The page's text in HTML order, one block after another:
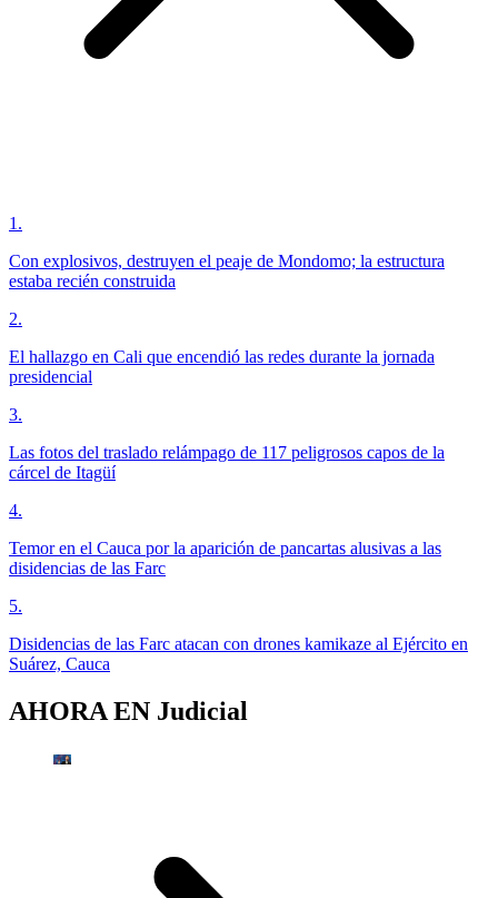
1 .
Con explosivos, destruyen el peaje de Mondomo; la estructura
estaba recién construida
2.
El hallazgo en Cali que encendió las redes durante la jornada
presidencial
3.
Las fotos del traslado relámpago de 117 peligrosos capos de la
cárcel de Itagüí
4.
Temor en el Cauca por la aparición de pancartas alusivas a las
disidencias de las Farc
5.
Disidencias de las Farc atacan con drones kamikaze al Ejército en
Suárez, Cauca
AHORA EN Judicial